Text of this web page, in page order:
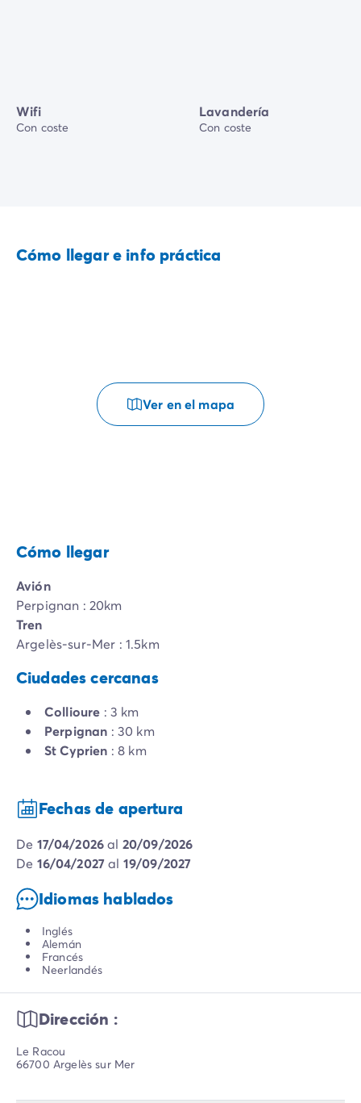
Wifi
Con coste
Lavandería
Con coste
Cómo llegar e info práctica
Ver en el mapa
Cómo llegar
Avión
Perpignan : 20km
Tren
Argelès-sur-Mer : 1.5km
Ciudades cercanas
Collioure : 3 km
Perpignan : 30 km
St Cyprien : 8 km
Fechas de apertura
de 17/04/2026al 20/09/2026
de 16/04/2027al 19/09/2027
Idiomas hablados
Inglés
Alemán
Francés
Neerlandés
Dirección :
Le Racou
66700 Argelès sur Mer